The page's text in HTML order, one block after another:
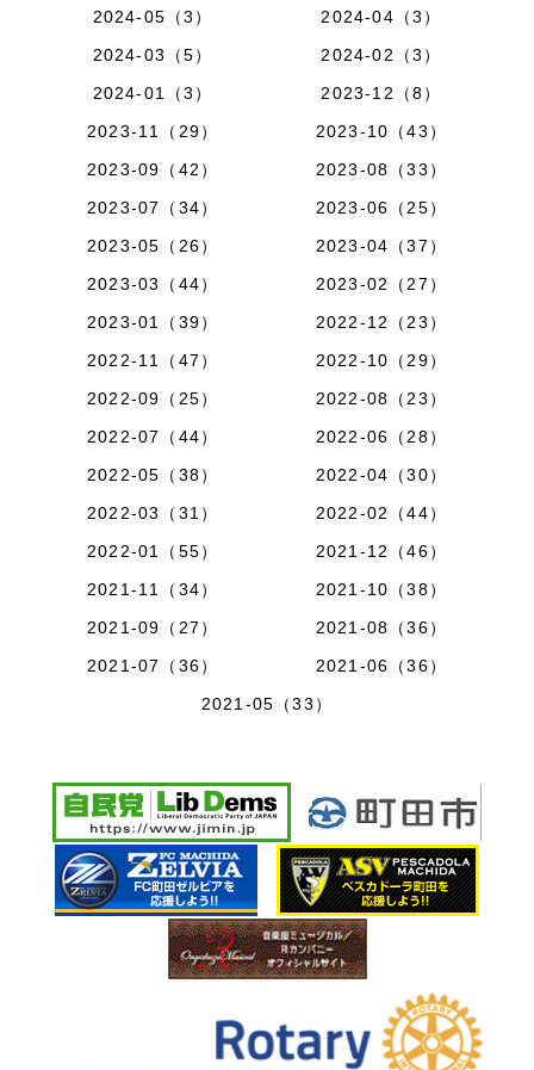
2024-05（3）
2024-04（3）
2024-03（5）
2024-02（3）
2024-01（3）
2023-12（8）
2023-11（29）
2023-10（43）
2023-09（42）
2023-08（33）
2023-07（34）
2023-06（25）
2023-05（26）
2023-04（37）
2023-03（44）
2023-02（27）
2023-01（39）
2022-12（23）
2022-11（47）
2022-10（29）
2022-09（25）
2022-08（23）
2022-07（44）
2022-06（28）
2022-05（38）
2022-04（30）
2022-03（31）
2022-02（44）
2022-01（55）
2021-12（46）
2021-11（34）
2021-10（38）
2021-09（27）
2021-08（36）
2021-07（36）
2021-06（36）
2021-05（33）